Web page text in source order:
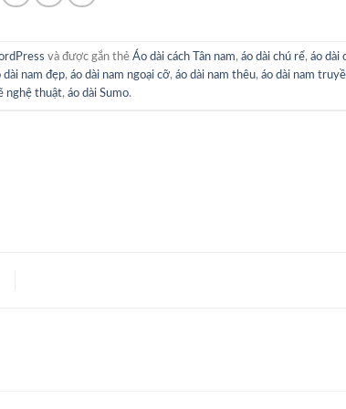
và được gắn thẻÁo dài cách Tân nam,áo dài chú rể,áo dài
dài nam đẹp, áo dài nam ngoại cỡ, áo dài nam thêu, áo dài nam
nghệ thuật, áo dài Sumo.